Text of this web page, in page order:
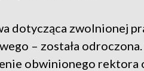
dotycząca zwolnionej
– została
obwinionego rektora